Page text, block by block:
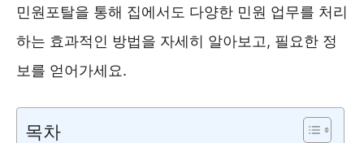
민원포탈을 통해 집에서도 다양한 민원 업무를 처리
하는 효과적인 방법을 자세히 알아보고, 필요한 정
보를 얻어가세요.
목차